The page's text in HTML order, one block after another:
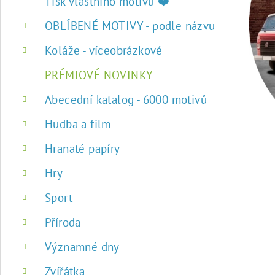
OBLÍBENÉ MOTIVY - podle názvu
Koláže - víceobrázkové
PRÉMIOVÉ NOVINKY
Abecední katalog - 6000 motivů
Hudba a film
Hranaté papíry
Hry
Sport
Příroda
Významné dny
Zvířátka